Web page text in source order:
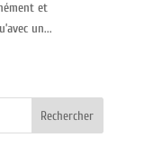
et
un...